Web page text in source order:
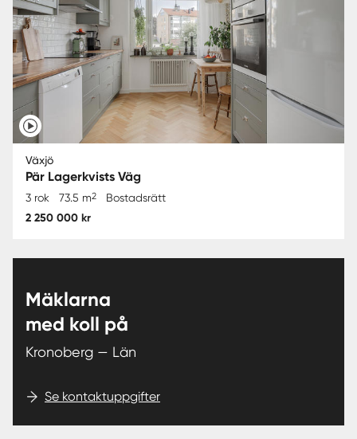
Växjö
Pär Lagerkvists Väg
3 rok 73.5 m2 Bostadsrätt
2 250 000 kr
Mäklarna
med koll på
Kronoberg — Län
Se kontaktuppgifter